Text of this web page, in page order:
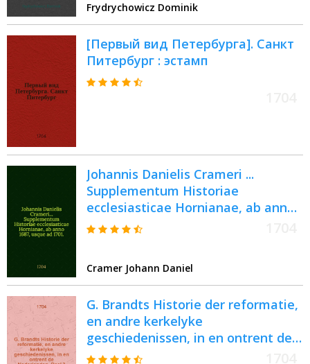
repretuarum summarium ..
Frydrychowicz Dominik
[Первый вид Петербурга]. Санкт
Питербург : эстамп
Johannis Danielis Crameri ...
Supplementum Historiae
ecclesiasticae Hornianae, ab anno
1687, usque ad 1701. // ... Historia
Cramer Johann Daniel
G. Brandts Historie der reformatie,
en andre kerkelyke
geschiedenissen, in en ontrent de
Nederlanden. Deel 3 : Rotterdam,